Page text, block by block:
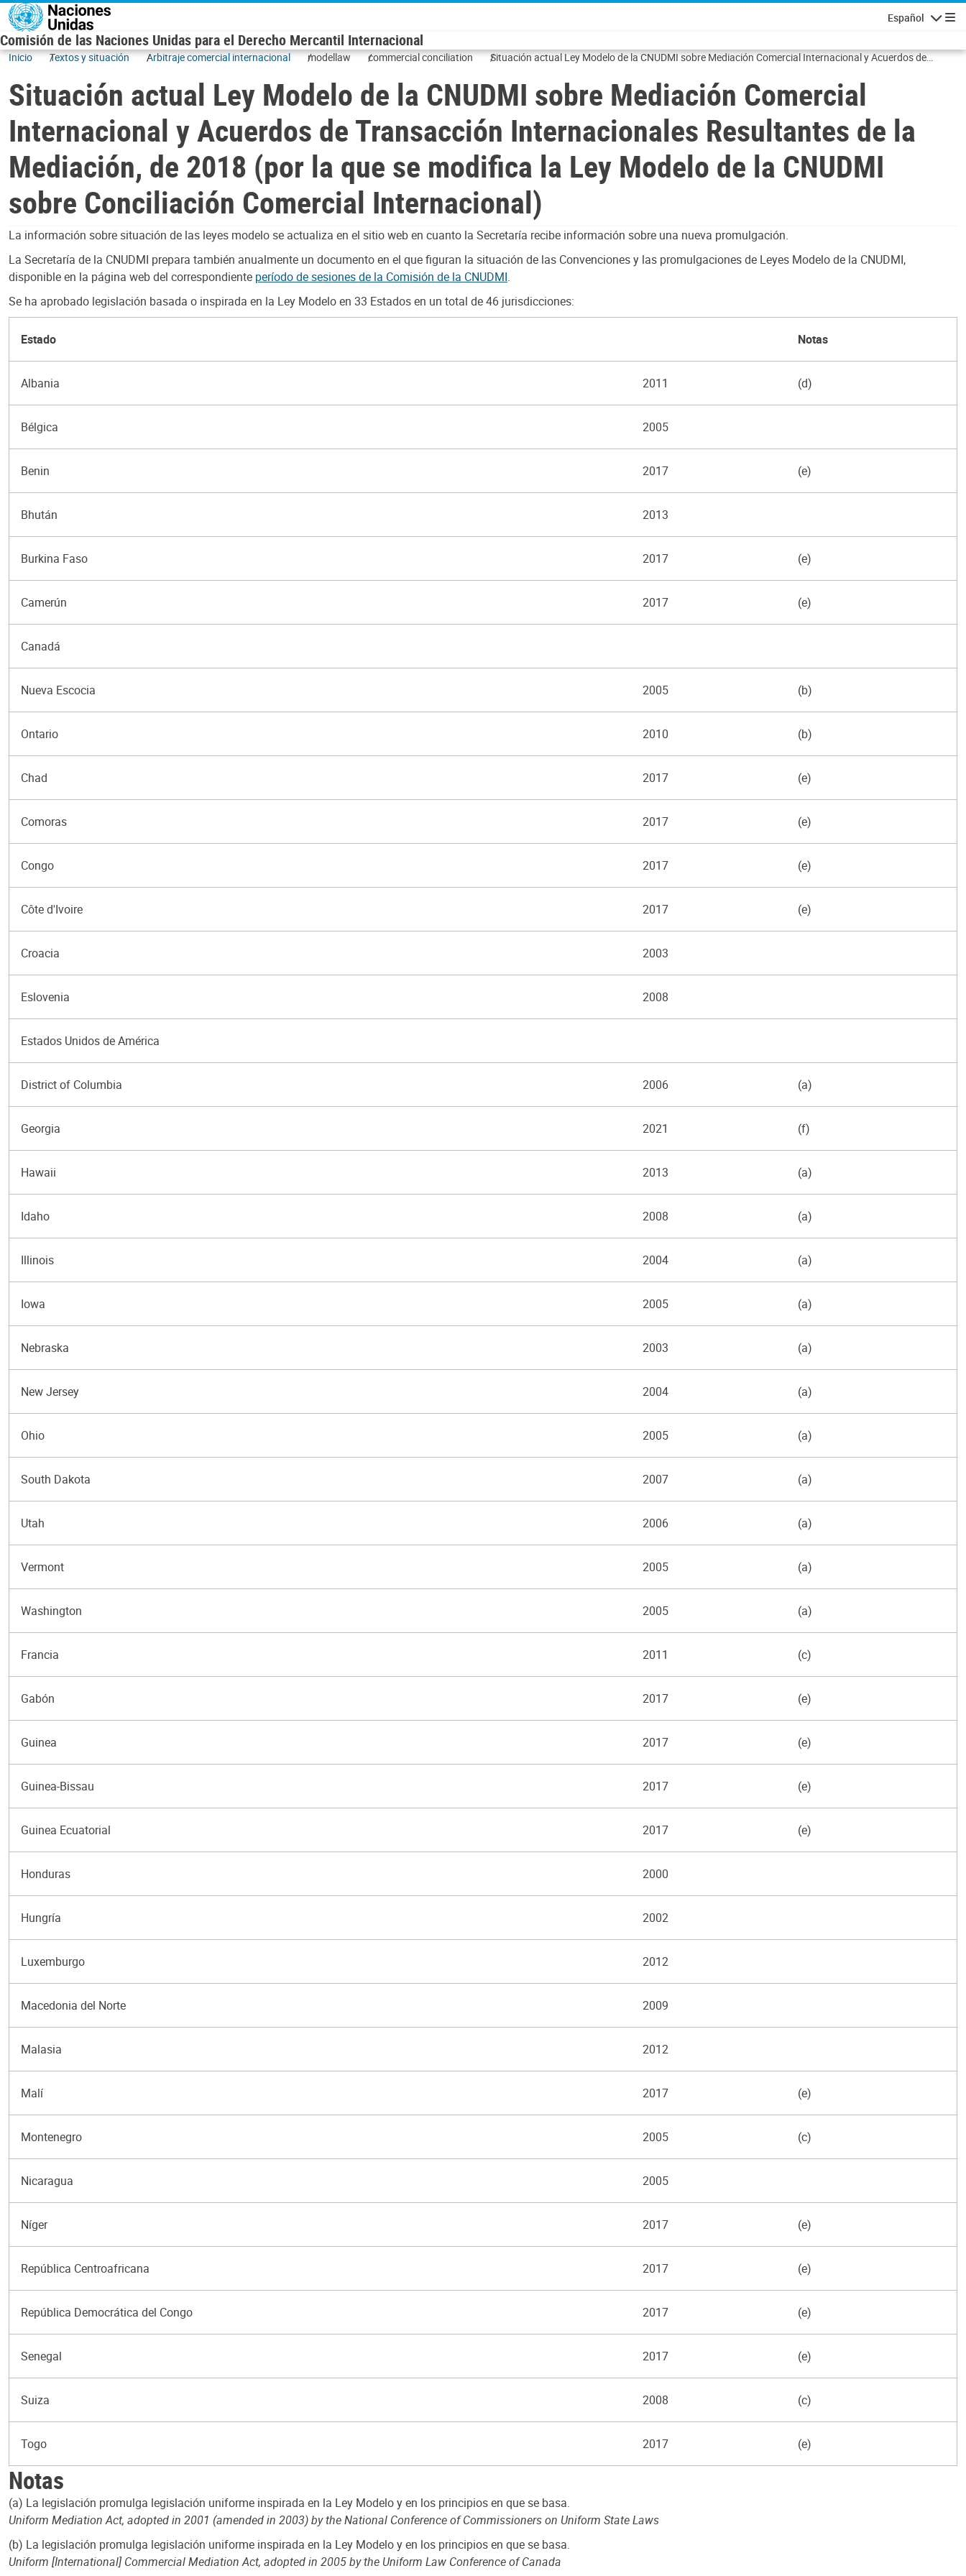
Skip to main content
Español
Comisión de las Naciones Unidas para el Derecho Mercantil Internacional
Inicio Textos y situación Arbitraje comercial internacional modellaw commercial conciliation
Situación actual Ley Modelo de la CNUDMI sobre Mediación Comercial Internacional y Acuerdos de
de la CNUDMI sobre Conciliación Comercial Internacional)
Situación actual Ley Modelo de la CNUDMI sobre Mediación Comercial
Internacional y Acuerdos de Transacción Internacionales Resultantes de la
Mediación, de 2018 (por la que se modifica la Ley Modelo de la CNUDMI
sobre Conciliación Comercial Internacional)
La información sobre situación de las leyes modelo se actualiza en el sitio web en cuanto la Secretaría recibe información sobre una nueva promulgación.
La Secretaría de la CNUDMI prepara también anualmente un documento en el que figuran la situación de las Convenciones y las promulgaciones de Leyes Modelo de la CNUDMI,
disponible en la página web del correspondiente período de sesiones de la Comisión de la CNUDMI.
Se ha aprobado legislación basada o inspirada en la Ley Modelo en 33 Estados en un total de 46 jurisdicciones:
Estado Notas
Albania 2011 (d)
Bélgica 2005
Benin 2017 (e)
Bhután 2013
Burkina Faso 2017 (e)
Camerún 2017 (e)
Canadá
Nueva Escocia 2005 (b)
Ontario 2010 (b)
Chad 2017 (e)
Comoras 2017 (e)
Congo 2017 (e)
Côte d'Ivoire 2017 (e)
Croacia 2003
Eslovenia 2008
Estados Unidos de América
District of Columbia 2006 (a)
Georgia 2021 (f)
Hawaii 2013 (a)
Idaho 2008 (a)
Illinois 2004 (a)
Iowa 2005 (a)
Nebraska 2003 (a)
New Jersey 2004 (a)
Ohio 2005 (a)
South Dakota 2007 (a)
Utah 2006 (a)
Vermont 2005 (a)
Washington 2005 (a)
Francia 2011 (c)
Gabón 2017 (e)
Guinea 2017 (e)
Guinea-Bissau 2017 (e)
Guinea Ecuatorial 2017 (e)
Honduras 2000
Hungría 2002
Luxemburgo 2012
Macedonia del Norte 2009
Malasia 2012
Malí 2017 (e)
Montenegro 2005 (c)
Nicaragua 2005
Níger 2017 (e)
República Centroafricana 2017 (e)
República Democrática del Congo 2017 (e)
Senegal 2017 (e)
Suiza 2008 (c)
Togo 2017 (e)
Notas
(a) La legislación promulga legislación uniforme inspirada en la Ley Modelo y en los principios en que se basa.
Uniform Mediation Act, adopted in 2001 (amended in 2003) by the National Conference of Commissioners on Uniform State Laws
(b) La legislación promulga legislación uniforme inspirada en la Ley Modelo y en los principios en que se basa.
Uniform [International] Commercial Mediation Act, adopted in 2005 by the Uniform Law Conference of Canada